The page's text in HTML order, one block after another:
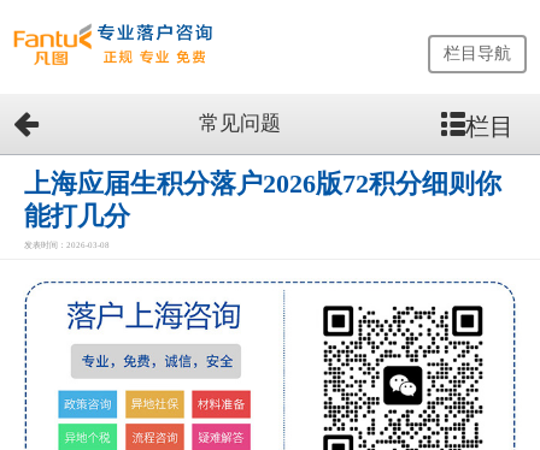
网
站
首
页
留
生
栏目导航
常见问题 栏目
上海应届生积分落户2026版72积分细则你
能打几分
发表时间：2026-03-08